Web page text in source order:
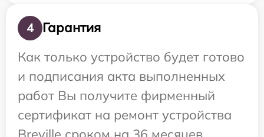
4
Гарантия
Как только устройство будет готово
и подписания акта выполненных
работ Вы получите фирменный
сертификат на ремонт устройства